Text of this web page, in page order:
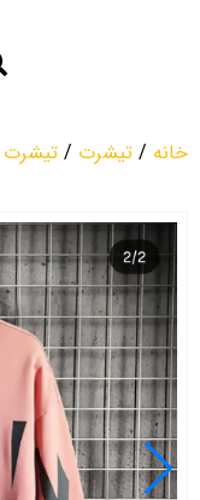
خانه / تیشرت / تیشرت